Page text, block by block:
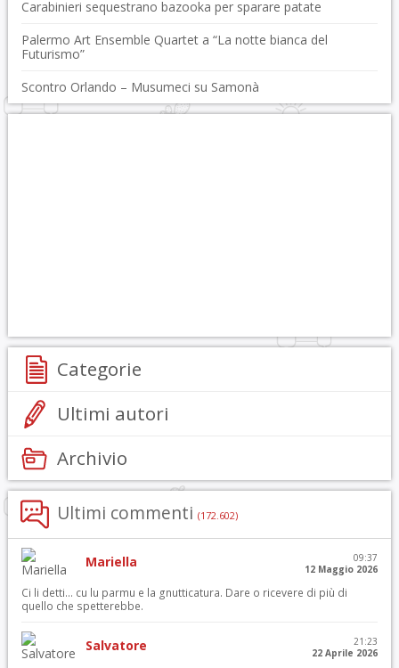
Carabinieri sequestrano bazooka per sparare patate
Palermo Art Ensemble Quartet a “La notte bianca del
Futurismo”
Scontro Orlando – Musumeci su Samonà
Categorie
Ultimi autori
Archivio
Ultimi commenti (172.602)
Mariella
09:37
12 Maggio 2026
Ci li detti… cu lu parmu e la gnutticatura. Dare o ricevere di più di
quello che spetterebbe.
Salvatore
21:23
22 Aprile 2026